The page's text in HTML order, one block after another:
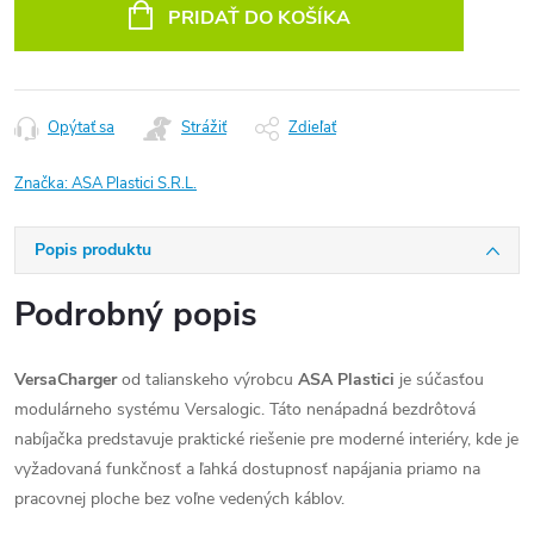
PRIDAŤ DO KOŠÍKA
Opýtať sa Strážiť Zdieľať
Značka:ASA Plastici S.R.L.
Popis produktu
Podrobný popis
VersaChargerod talianskeho výrobcu ASA Plastici je súčasťou
modulárneho systému Versalogic. Táto nenápadná bezdrôtová
nabíjačka predstavuje praktické riešenie pre moderné interiéry, kde je
vyžadovaná funkčnosť a ľahká dostupnosť napájania priamo na
pracovnej ploche bez voľne vedených káblov.